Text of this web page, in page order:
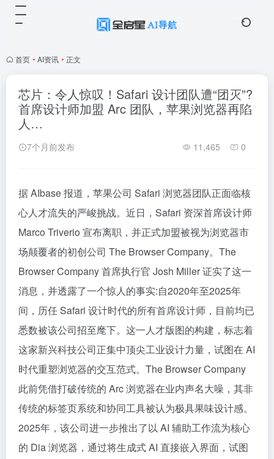
首页 • AI资讯 • 正文
芯片：令人惊叹！Safari 设计团队遭“团灭”?
首席设计师加盟 Arc 团队，苹果浏览器再陷
人…
7个月前发布 11,465 0
据 AIbase 报道，苹果公司 Safari 浏览器团队正面临核
心人才流失的严峻挑战。近日，Safari 资深首席设计师
Marco Triverio 宣布离职，并正式加盟被视为浏览器市
场颠覆者的初创公司 The Browser Company。The
Browser Company 首席执行官 Josh Miller 证实了这一
消息，并透露了一个惊人的事实:自2020年至2025年
间，历任 Safari 设计时代的所有首席设计师，目前均已
悉数被该公司招至麾下。这一人才版图的构建，标志着
这家新兴科技公司正集中顶尖工业设计力量，试图在 AI
时代重塑浏览器的交互范式。The Browser Company
此前凭借打破传统的 Arc 浏览器在业内声名大噪，其非
传统的标签页系统和协同工具被认为极具果味设计感。
2025年，该公司进一步推出了以 AI 辅助工作流为核心
的 Dia 浏览器，通过将生成式 AI 直接嵌入界面，试图